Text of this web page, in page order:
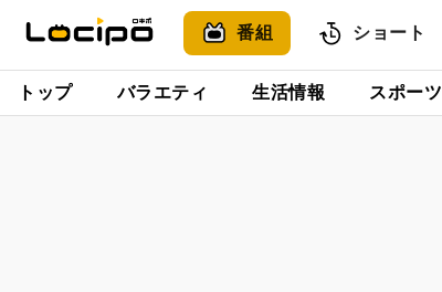
番組 ショート
トップ バラエティ 生活情報 スポーツ